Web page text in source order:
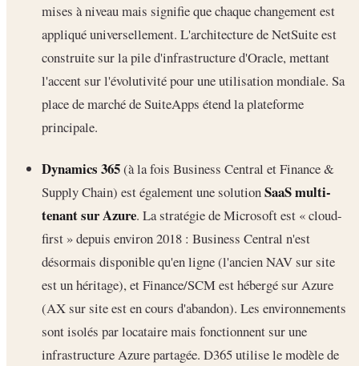
mises à niveau mais signifie que chaque changement est
appliqué universellement. L'architecture de NetSuite est
construite sur la pile d'infrastructure d'Oracle, mettant
l'accent sur l'évolutivité pour une utilisation mondiale. Sa
place de marché de SuiteApps étend la plateforme
principale.
Dynamics 365(à la fois Business Central et Finance &
Supply Chain) est également une solutionSaaS multi-
tenant sur Azure. La stratégie de Microsoft est « cloud-
first » depuis environ 2018 : Business Central n'est
désormais disponible qu'en ligne (l'ancien NAV sur site
est un héritage), et Finance/SCM est hébergé sur Azure
(AX sur site est en cours d'abandon). Les environnements
sont isolés par locataire mais fonctionnent sur une
infrastructure Azure partagée. D365 utilise le modèle de